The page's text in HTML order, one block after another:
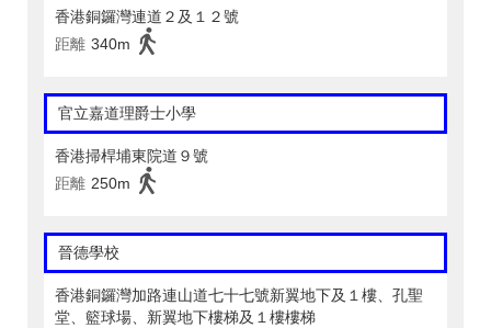
香港銅鑼灣連道２及１２號
距離 340m
官立嘉道理爵士小學
香港掃桿埔東院道９號
距離 250m
晉德學校
香港銅鑼灣加路連山道七十七號新翼地下及１樓、孔聖
堂、籃球場、新翼地下樓梯及１樓樓梯